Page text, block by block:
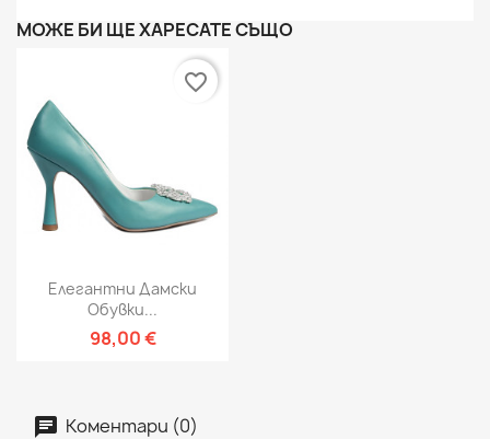
МОЖЕ БИ ЩЕ ХАРЕСАТЕ СЪЩО
Елегантни Дамски
Обувки...
98,00 €
favorite_border
Коментари (0)